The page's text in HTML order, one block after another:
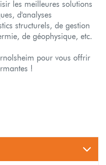
les meilleures solutions
d'analyses
structurels, de gestion
de géophysique, etc.
pour vous offrir
!